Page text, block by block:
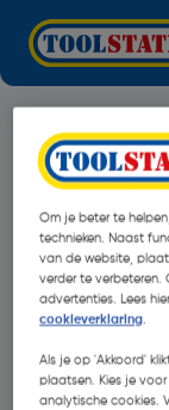
Om je beter te
technieken. Naast
van de website,
verder te verbeteren.
advertenties. Lees
cookieverklaring.
Als je op 'Akkoord'
plaatsen. Kies je
analytische cookies.